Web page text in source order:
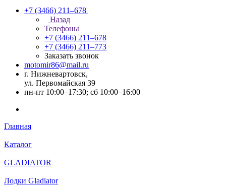
+7 (3466) 211‒678
Назад
Телефоны
+7 (3466) 211‒678
+7 (3466) 211‒773
Заказать звонок
motomir86@mail.ru
г. Нижневартовск,
ул. Первомайская 39
пн-пт 10:00–17:30; сб 10:00–16:00
Главная
Каталог
GLADIATOR
Лодки Gladiator